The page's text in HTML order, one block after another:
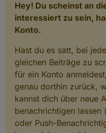
Hey! Du scheinst an
interessiert zu sein,
Konto.
Hast du es satt, bei
gleichen Beiträge zu
für ein Konto
genau dorthin zurück,
kannst dich über neue
benachrichtigen lassen
oder Push-